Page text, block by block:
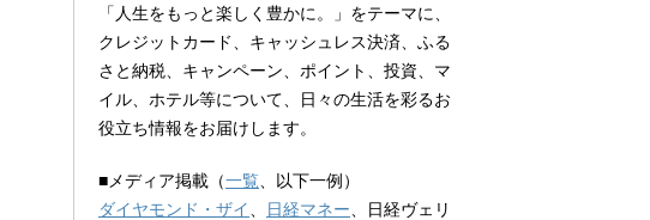
「人生をもっと楽しく豊かに。」をテーマに、
クレジットカード、キャッシュレス決済、ふる
さと納税、キャンペーン、ポイント、投資、マ
イル、ホテル等について、日々の生活を彩るお
役立ち情報をお届けします。
■メディア掲載（一覧 、以下一例）
ダイヤモンド・ザイ
日経マネー 、日経ヴェリ